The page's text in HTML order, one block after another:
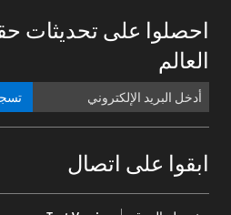
احصلوا على تحديثات
العالم
ابقوا على اتصال